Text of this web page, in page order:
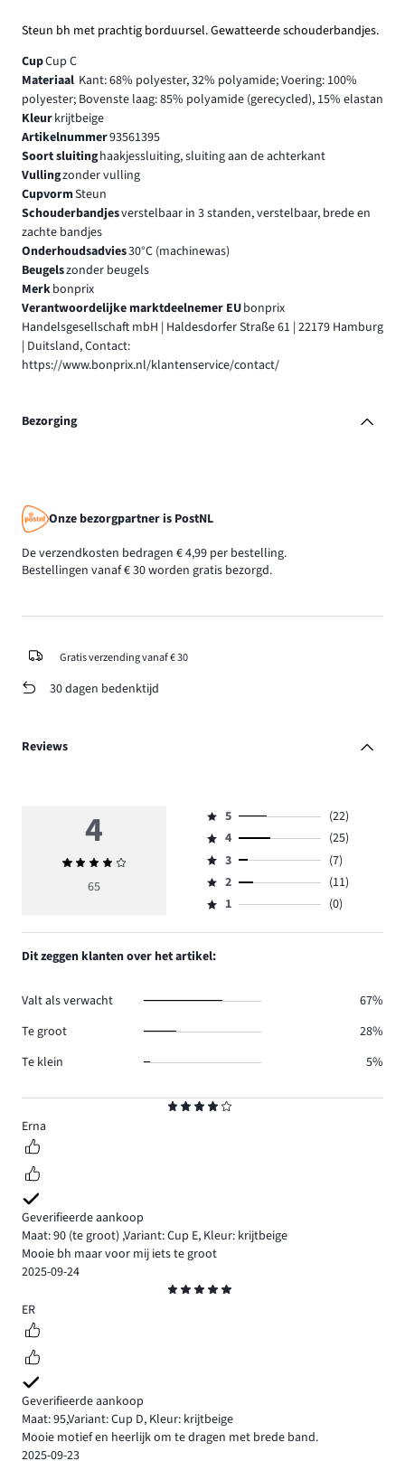
Steun bh met prachtig borduursel. Gewatteerde schouderbandjes.
CupCup C
Materiaal Kant: 68% polyester, 32% polyamide; Voering: 100%
polyester; Bovenste laag: 85% polyamide (gerecycled), 15% elastan
Kleurkrijtbeige
Artikelnummer93561395
Soort sluitinghaakjessluiting, sluiting aan de achterkant
Vullingzonder vulling
CupvormSteun
Schouderbandjesverstelbaar in 3 standen, verstelbaar, brede en
zachte bandjes
Onderhoudsadvies30°C (machinewas)
Beugelszonder beugels
Merkbonprix
Verantwoordelijke marktdeelnemer EUbonprix
Handelsgesellschaft mbH | Haldesdorfer Straße 61 | 22179 Hamburg
| Duitsland, Contact:
https://www.bonprix.nl/klantenservice/contact/
Bezorging
Onze bezorgpartner is PostNL
De verzendkosten bedragen € 4,99 per bestelling.
Bestellingen vanaf € 30 worden gratis bezorgd.
Gratis verzending vanaf € 30
30 dagen bedenktijd
Reviews
4
Erna
Geverifieerde aankoop
Maat: 90 (te groot) ,Variant: Cup E, Kleur: krijtbeige
Mooie bh maar voor mij iets te groot
2025-09-24
5
ER
Geverifieerde aankoop
Maat: 95,Variant: Cup D, Kleur: krijtbeige
Mooie motief en heerlijk om te dragen met brede band.
2025-09-23
4
Gemiddelde
beoordeling
65
Beoordeling
5,
aantal
reviews
22.
5
(22)
Beoordeling
4,
aantal
reviews
4
(25)
Beoordeling
3,
aantal
3
(7)
Beoordeling
2,
11.
2
(11)
Beoordeling
1,
aantal
reviews
1 (0)
Dit zeggen klanten over het artikel:
Valt als verwacht
67%
Te groot
28%
Te klein
5%